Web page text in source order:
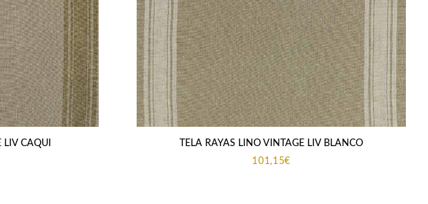
LIV CAQUI
TELA RAYAS LINO VINTAGE LIV BLANCO
101,15€